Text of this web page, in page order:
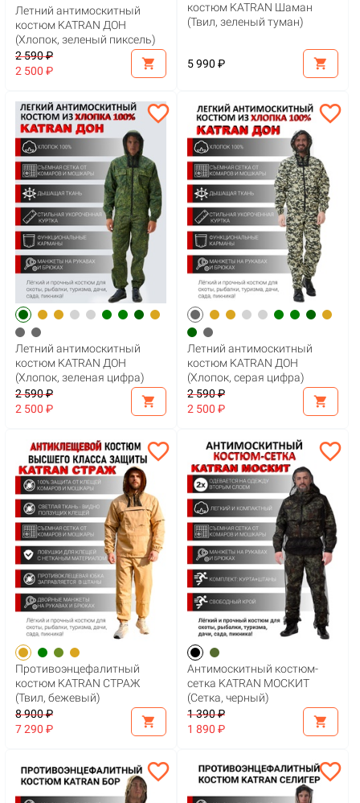
Летний антимоскитный
костюм KATRAN ДОН
(Хлопок, зеленый пиксель)
2 590 ₽
2 500 ₽
shopping_cart
костюм KATRAN Шаман
(Твил, зеленый туман)
5 990 ₽ shopping_cart
favorite_border
Летний антимоскитный
костюм KATRAN ДОН
(Хлопок, зеленая цифра)
2 590 ₽
2 500 ₽
shopping_cart
favorite_border
Летний антимоскитный
костюм KATRAN ДОН
(Хлопок, серая цифра)
2 590 ₽
2 500 ₽
shopping_cart
favorite_border
Противоэнцефалитный
костюм KATRAN СТРАЖ
(Твил, бежевый)
8 900 ₽
7 290 ₽
shopping_cart
favorite_border
Антимоскитный костюм-
сетка KATRAN МОСКИТ
(Сетка, черный)
1 390 ₽
1 890 ₽
shopping_cart
favorite_border favorite_border